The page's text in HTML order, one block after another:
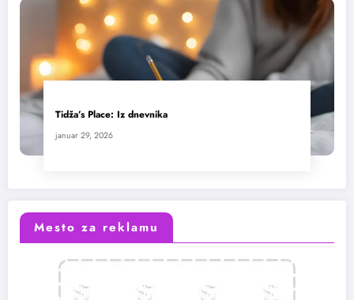
Tidža’s Place: Iz dnevnika
januar 29, 2026
Mesto za reklamu